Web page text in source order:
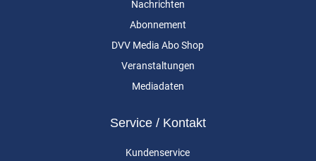
Nachrichten
Abonnement
DVV Media Abo Shop
Veranstaltungen
Mediadaten
Service / Kontakt
Kundenservice